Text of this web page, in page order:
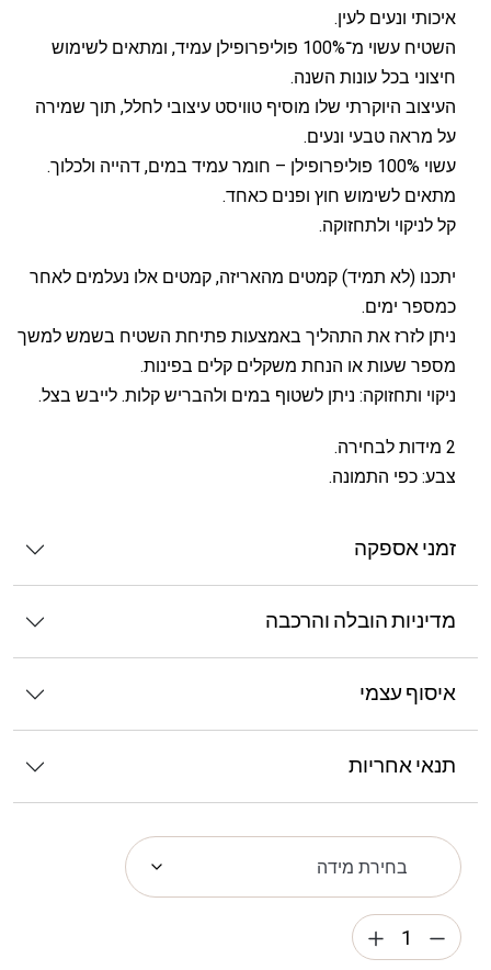
איכותי ונעים לעין.
השטיח עשוי מ־100% פוליפרופילן עמיד, ומתאים לשימוש
חיצוני בכל עונות השנה.
העיצוב היוקרתי שלו מוסיף טוויסט עיצובי לחלל, תוך שמירה
על מראה טבעי ונעים.
עשוי 100% פוליפרופילן – חומר עמיד במים, דהייה ולכלוך.
מתאים לשימוש חוץ ופנים כאחד.
קל לניקוי ולתחזוקה.
יתכנו (לא תמיד) קמטים מהאריזה, קמטים אלו נעלמים לאחר
כמספר ימים.
ניתן לזרז את התהליך באמצעות פתיחת השטיח בשמש למשך
מספר שעות או הנחת משקלים קלים בפינות.
ניקוי ותחזוקה: ניתן לשטוף במים ולהבריש קלות. לייבש בצל.
2 מידות לבחירה.
צבע: כפי התמונה.
זמני אספקה
מדיניות הובלה והרכבה
איסוף עצמי
תנאי אחריות